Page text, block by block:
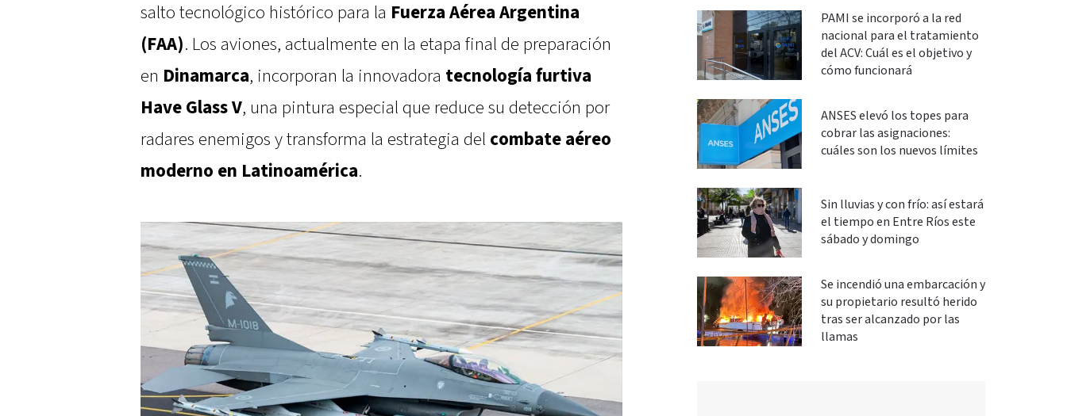
salto tecnológico histórico para la Fuerza Aérea Argentina
(FAA). Los aviones, actualmente en la etapa final de preparación
en Dinamarca, incorporan la innovadora tecnología furtiva
Have Glass V, una pintura especial que reduce su detección por
radares enemigos y transforma la estrategia del combate aéreo
moderno en Latinoamérica.
PAMI se incorporó a la red
nacional para el tratamiento
del ACV: Cuál es el objetivo y
cómo funcionará
ANSES elevó los topes para
cobrar las asignaciones:
cuáles son los nuevos límites
Sin lluvias y con frío: así estará
el tiempo en Entre Ríos este
sábado y domingo
Se incendió una embarcación y
su propietario resultó herido
tras ser alcanzado por las
llamas